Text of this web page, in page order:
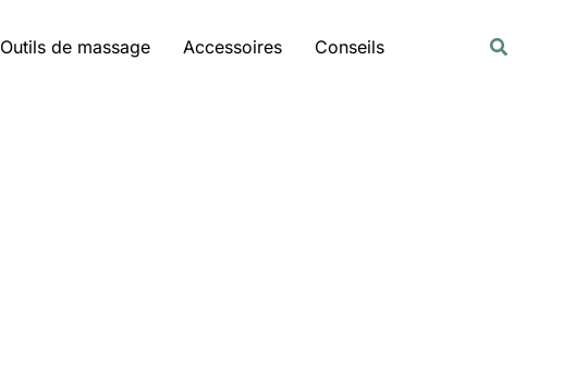
Outils de massage Accessoires Conseils